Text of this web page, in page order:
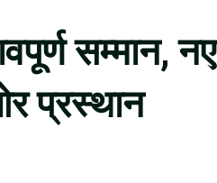
सम्मान, नए
प्रस्थान